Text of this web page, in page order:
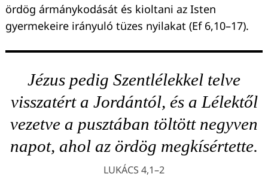
ördög ármánykodását és kioltani az Isten
gyermekeire irányuló tüzes nyilakat (Ef 6,10–17).
Jézus pedig Szentlélekkel telve
visszatért a Jordántól, és a Lélektől
vezetve a pusztában töltött negyven
napot, ahol az ördög megkísértette.
LUKÁCS 4,1–2